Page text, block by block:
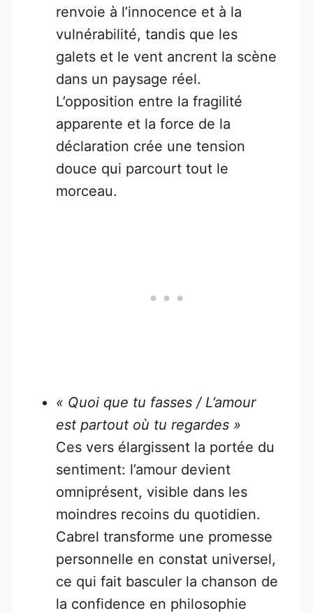
renvoie à l’innocence et à la
vulnérabilité, tandis que les
galets et le vent ancrent la scène
dans un paysage réel.
L’opposition entre la fragilité
apparente et la force de la
déclaration crée une tension
douce qui parcourt tout le
morceau.
« Quoi que tu fasses / L’amour
est partout où tu regardes »
Ces vers élargissent la portée du
sentiment: l’amour devient
omniprésent, visible dans les
moindres recoins du quotidien.
Cabrel transforme une promesse
personnelle en constat universel,
ce qui fait basculer la chanson de
la confidence en philosophie